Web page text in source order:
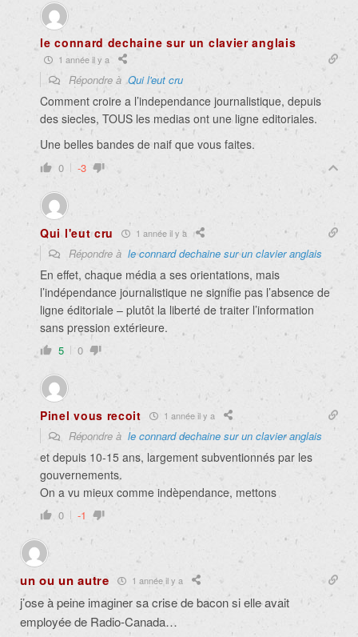
le connard dechaine sur un clavier anglais
1 année il y a
Répondre àQui l'eut cru
Comment croire a l’independance journalistique, depuis
des siecles, TOUS les medias ont une ligne editoriales.
Une belles bandes de naif que vous faites.
0 -3
Qui l'eut cru 1 année il y a
Répondre à le connard dechaine sur un clavier anglais
En effet, chaque média a ses orientations, mais
l’indépendance journalistique ne signifie pas l’absence de
ligne éditoriale – plutôt la liberté de traiter l’information
sans pression extérieure.
5 0
Pinel vous recoit 1 année il y a
Répondre à le connard dechaine sur un clavier anglais
et depuis 10-15 ans, largement subventionnés par les
gouvernements.
On a vu mieux comme indèpendance, mettons
0 -1
un ou un autre 1 année il y a
j’ose à peine imaginer sa crise de bacon si elle avait
employée de Radio-Canada…